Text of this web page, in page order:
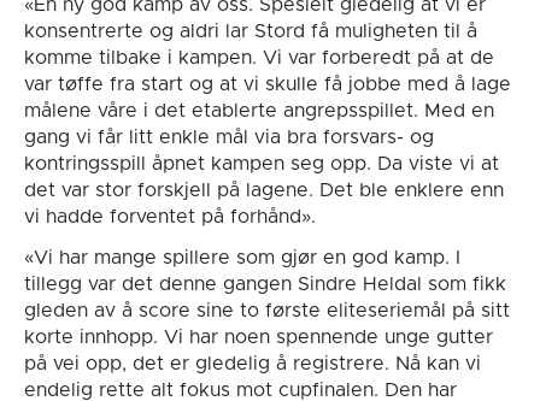
«En ny god kamp av oss. Spesielt gledelig at vi er
konsentrerte og aldri lar Stord få muligheten til å
komme tilbake i kampen. Vi var forberedt på at de
var tøffe fra start og at vi skulle få jobbe med å lage
målene våre i det etablerte angrepsspillet. Med en
gang vi får litt enkle mål via bra forsvars- og
kontringsspill åpnet kampen seg opp. Da viste vi at
det var stor forskjell på lagene. Det ble enklere enn
vi hadde forventet på forhånd».
«Vi har mange spillere som gjør en god kamp. I
tillegg var det denne gangen Sindre Heldal som fikk
gleden av å score sine to første eliteseriemål på sitt
korte innhopp. Vi har noen spennende unge gutter
på vei opp, det er gledelig å registrere. Nå kan vi
endelig rette alt fokus mot cupfinalen. Den har